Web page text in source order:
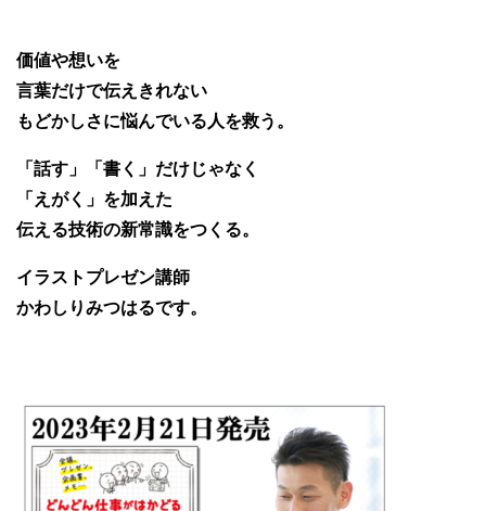
価値や想いを
言葉だけで伝えきれない
もどかしさに悩んでいる人を救う。
「話す」「書く」だけじゃなく
「えがく」を加えた
伝える技術の新常識をつくる。
イラストプレゼン講師
かわしりみつはるです。